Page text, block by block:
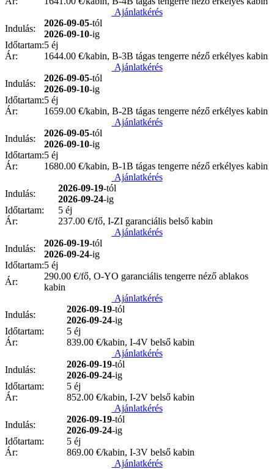
Ajánlatkérés
Indulás:
2026-09-05-tól
2026-09-10-ig
Időtartam:5 éj
Ár:
1644.00 €/kabin, B-3B tágas tengerre néző erkélyes kabin
Ajánlatkérés
Indulás:
2026-09-05-tól
2026-09-10-ig
Időtartam:5 éj
Ár:
1659.00 €/kabin, B-2B tágas tengerre néző erkélyes kabin
Ajánlatkérés
Indulás:
2026-09-05-tól
2026-09-10-ig
Időtartam:5 éj
Ár:
1680.00 €/kabin, B-1B tágas tengerre néző erkélyes kabin
Ajánlatkérés
Indulás:
2026-09-19-tól
2026-09-24-ig
Időtartam:
5 éj
Ár:
237.00 €/fő, I-ZI garanciális belső kabin
Ajánlatkérés
Indulás:
2026-09-19-tól
2026-09-24-ig
Időtartam:5 éj
Ár:
290.00 €/fő, O-YO garanciális tengerre néző ablakos
kabin
Ajánlatkérés
Indulás:
2026-09-19-tól
2026-09-24-ig
Időtartam:
5 éj
Ár:
839.00 €/kabin, I-4V belső kabin
Ajánlatkérés
Indulás:
2026-09-19-tól
2026-09-24-ig
Időtartam:
5 éj
Ár:
852.00 €/kabin, I-2V belső kabin
Ajánlatkérés
Indulás:
2026-09-19-tól
2026-09-24-ig
Időtartam:
5 éj
Ár:
869.00 €/kabin, I-3V belső kabin
Ajánlatkérés